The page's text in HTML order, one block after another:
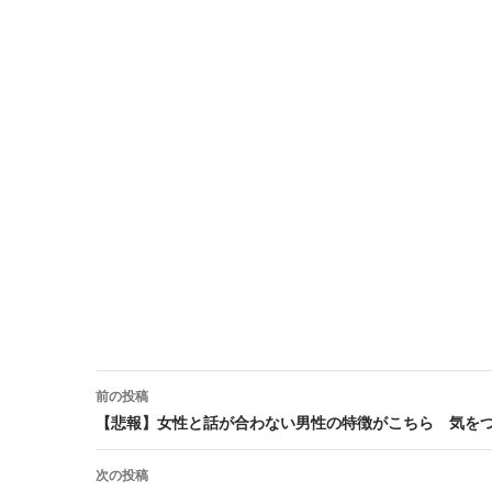
投稿ナビゲーション
前の投稿
【悲報】女性と話が合わない男性の特徴がこちら 気を
次の投稿